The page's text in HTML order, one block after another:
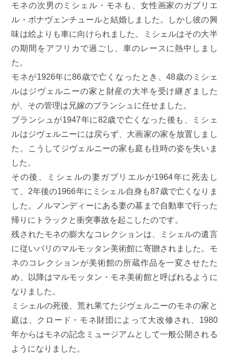
モネの次男のミシェル・モネも、女性画家のガブリエ
ル・ボナヴェンチュールと結婚しました。しかし彼の興
味は絵よりも車に向けられました。ミシェルはその大半
の期間をアフリカで過ごし、車のレースに熱中しまし
た。
モネが1926年に86歳で亡くなったとき、48歳のミシェ
ルはジヴェルニーの家と財産の大半を受け継ぎました
が、その管理は兄嫁のブランシュに任せました。
ブランシュが1947年に82歳で亡くなった後も、ミシェ
ルはジヴェルニーには戻らず、大画家の家を放置しまし
た。こうしてジヴェルニーの家も庭も往時の姿を失いま
した。
その後、ミシェルの妻ガブリエルが1964年に死去し
て、2年後の1966年にミシェル自身も87歳で亡くなりま
した。ノルマンディーにある妻の墓まで自動車で行った
帰りにトラックと衝突事故を起こしたのです。
残されたモネの膨大なコレクションは、ミシェルの遺言
に従いパリのマルモッタン美術館に寄贈されました。モ
ネのコレクションが美術館の所蔵作品を一変させたた
め、以降はマルモッタン・モネ美術館と呼ばれるように
なりました。
ミシェルの死後、荒れ果てたジヴェルニーのモネの家と
庭は、クロード・モネ財団によって大改修され、1980
年からはモネの記念ミュージアムとして一般公開される
ようになりました。